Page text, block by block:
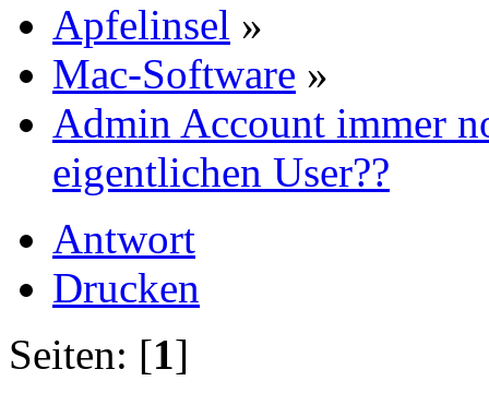
Apfelinsel »
Mac-Software »
Admin Account immer
eigentlichen User??
Antwort
Drucken
Seiten: [1]